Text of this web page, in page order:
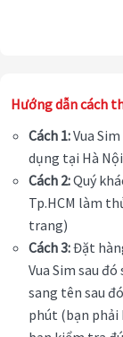
Hướng dẫn cách
Cách 1:Vua
dụng tại Hà
Cách 2:Quý
Tp.HCM làm
trang)
Cách 3:Đặt
Vua Sim sau
sang tên sau
phút (bạn phải